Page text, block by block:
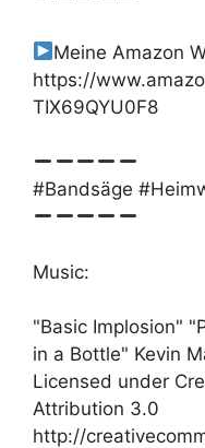
Meine Amazon
https://
TIX69QYU0F8
#Bandsäge
Music:
"Basic Implosion"
in a Bottle" Kevin
Licensed under
Attribution 3.0
http://